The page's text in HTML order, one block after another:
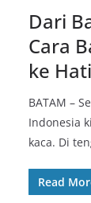
Dari
Cara
ke
BATAM –
Indonesia
kaca. Di
Read